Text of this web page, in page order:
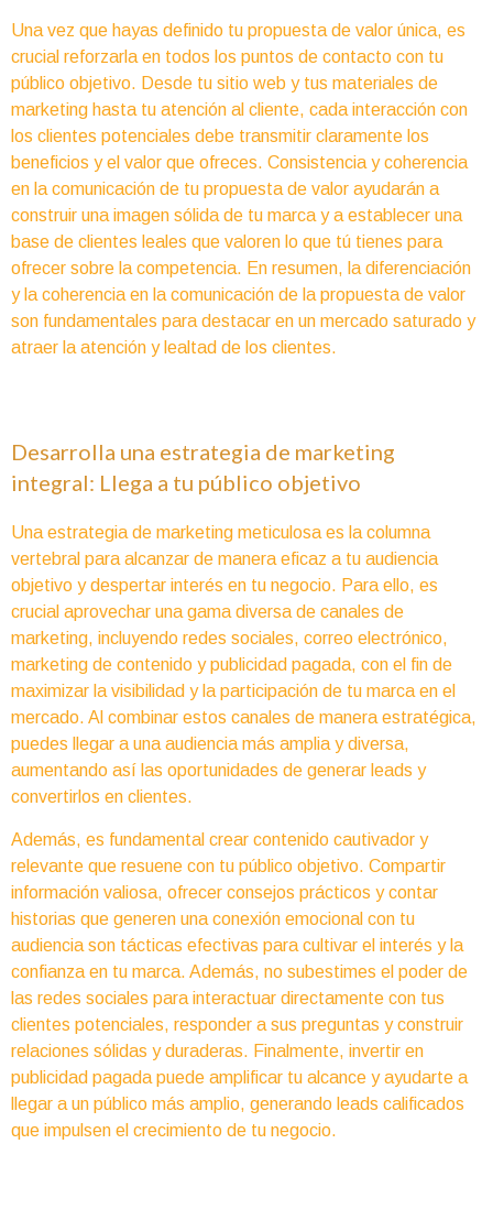
Una vez que hayas definido tu propuesta de valor única, es
crucial reforzarla en todos los puntos de contacto con tu
público objetivo. Desde tu sitio web y tus materiales de
marketing hasta tu atención al cliente, cada interacción con
los clientes potenciales debe transmitir claramente los
beneficios y el valor que ofreces. Consistencia y coherencia
en la comunicación de tu propuesta de valor ayudarán a
construir una imagen sólida de tu marca y a establecer una
base de clientes leales que valoren lo que tú tienes para
ofrecer sobre la competencia. En resumen, la diferenciación
y la coherencia en la comunicación de la propuesta de valor
son fundamentales para destacar en un mercado saturado y
atraer la atención y lealtad de los clientes.
Desarrolla una estrategia de marketing
integral: Llega a tu público objetivo
Una estrategia de marketing meticulosa es la columna
vertebral para alcanzar de manera eficaz a tu audiencia
objetivo y despertar interés en tu negocio. Para ello, es
crucial aprovechar una gama diversa de canales de
marketing, incluyendo redes sociales, correo electrónico,
marketing de contenido y publicidad pagada, con el fin de
maximizar la visibilidad y la participación de tu marca en el
mercado. Al combinar estos canales de manera estratégica,
puedes llegar a una audiencia más amplia y diversa,
aumentando así las oportunidades de generar leads y
convertirlos en clientes.
Además, es fundamental crear contenido cautivador y
relevante que resuene con tu público objetivo. Compartir
información valiosa, ofrecer consejos prácticos y contar
historias que generen una conexión emocional con tu
audiencia son tácticas efectivas para cultivar el interés y la
confianza en tu marca. Además, no subestimes el poder de
las redes sociales para interactuar directamente con tus
clientes potenciales, responder a sus preguntas y construir
relaciones sólidas y duraderas. Finalmente, invertir en
publicidad pagada puede amplificar tu alcance y ayudarte a
llegar a un público más amplio, generando leads calificados
que impulsen el crecimiento de tu negocio.